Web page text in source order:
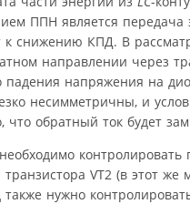
ППН является
к снижению КПД. В
направлении через
напряжения на
несимметричны, и
обратный ток будет
транзистора VT2 (в этот
нужно